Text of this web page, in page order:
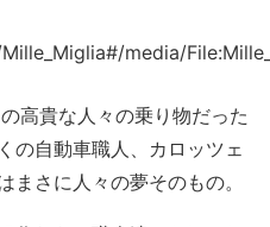
高貴な人々の乗り物だった
の自動車職人、カロッツェ
まさに人々の夢そのもの。